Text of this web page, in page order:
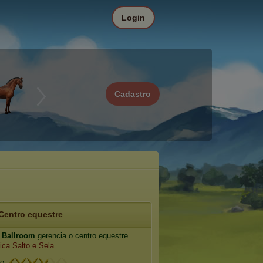
Cadastro
Login
equestre
gerencia o centro equestre
Salto e Sela.